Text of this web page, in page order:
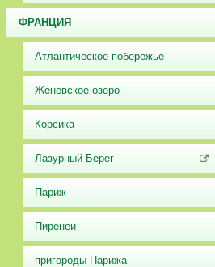
ФРАНЦИЯ
Атлантическое побережье
Женевское озеро
Корсика
Лазурный Берег
Париж
Пиренеи
пригороды Парижа